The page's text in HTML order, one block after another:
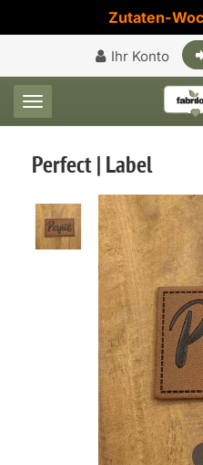
Zutaten-
Ihr Konto
Toggle navigation
Perfect | Label